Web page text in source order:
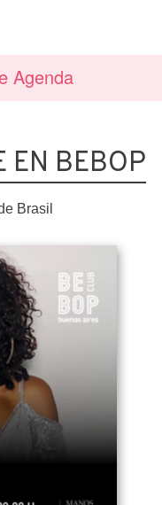
Agenda
EN BEBOP
Brasil